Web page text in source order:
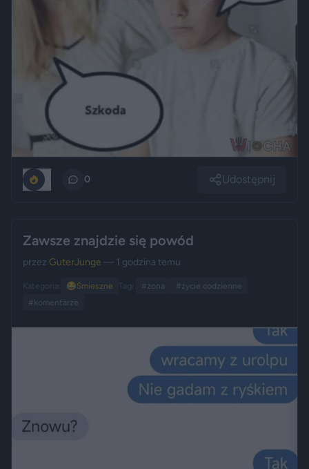
0 Udostępnij
Zawsze znajdzie się powód
przez GuterJunge — 1 godzina temu
Kategoria: 😂Śmieszne Tagi: #żona
#życie codzienne
#komentarze